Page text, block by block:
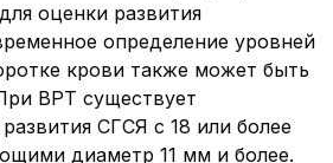
оценки развития
определение уровней
крови также может быть
ВРТ существует
СГСЯ с 18 или более
диаметр 11 мм и более.